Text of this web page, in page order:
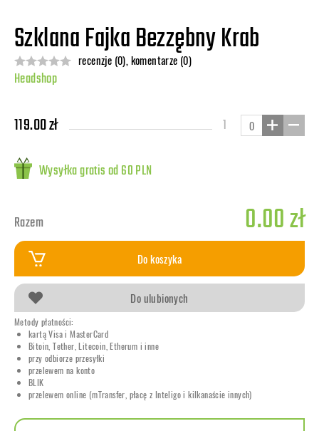
Szklana Fajka Bezzębny Krab
recenzje (0), komentarze (0)
Headshop
119.00 zł 1
Wysyłka gratis od 60 PLN
Razem 0.00 zł
Do koszyka
Do ulubionych
Metody płatności:
kartą Visa i MasterCard
Bitoin, Tether, Litecoin, Etherum i inne
przy odbiorze przesyłki
przelewem na konto
BLIK
przelewem online (mTransfer, płacę z Inteligo i kilkanaście innych)